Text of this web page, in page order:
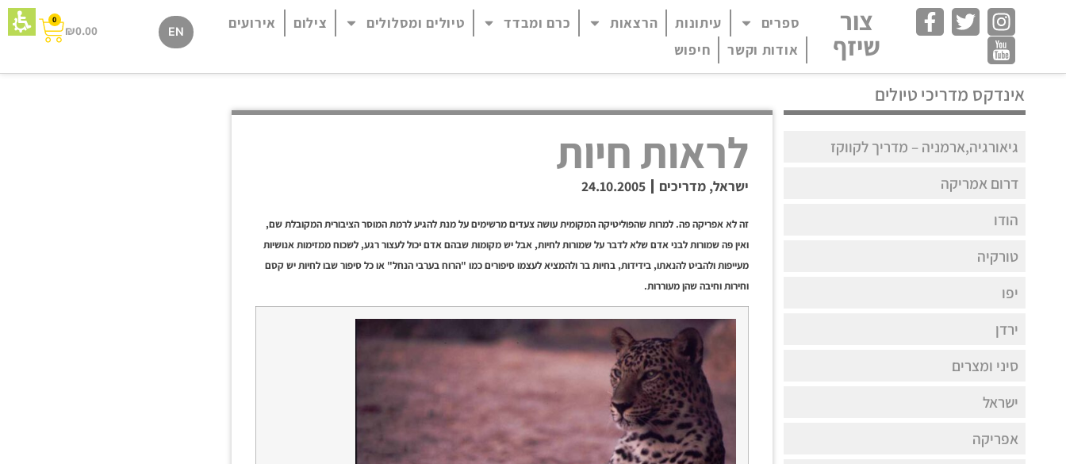
צור
שיזף
פתח תפריט במצב נגיש (התפריט יפתח בחלונית פופ-אפ)
ספרים עיתונות הרצאות כרם ומבדד טיולים ומסלולים צילום
אירועים
אודות וקשר
חיפוש
EN
₪0.00
0
אינדקס מדריכי טיולים
גיאורגיה,ארמניה – מדריך לקווקז
דרום אמריקה
הודו
טורקיה
יפו
ירדן
סיני ומצרים
ישראל
אפריקה
לראות חיות
ישראל,מדריכים 24.10.2005
זה לא אפריקה פה. למרות שהפוליטיקה המקומית עושה צעדים מרשימים על מנת להגיע לרמת המוסר הציבורית המקובלת שם,
ואין פה שמורות לבני אדם שלא לדבר על שמורות לחיות, אבל יש מקומות שבהם אדם יכול לעצור רגע, לשכוח ממזימות אנושיות
מעייפות ולהביט להנאתו, בידידות, בחיות בר ולהמציא לעצמו סיפורים כמו "הרוח בערבי הנחל" או כל סיפור שבו לחיות יש קסם
וחירות וחיבה שהן מעוררות.